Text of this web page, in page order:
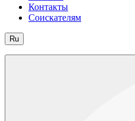
Контакты
Соискателям
Ru